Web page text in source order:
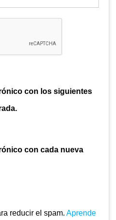
con los siguientes
con cada nueva
reducir el spam. Aprende